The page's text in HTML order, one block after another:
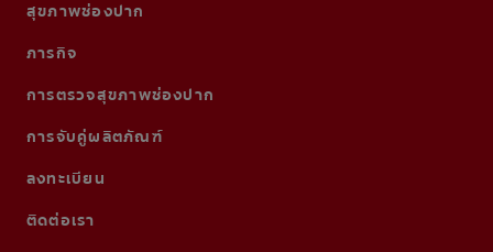
สุขภาพช่องปาก
ภารกิจ
การตรวจสุขภาพช่องปาก
การจับคู่ผลิตภัณฑ์
ลงทะเบียน
ติดต่อเรา